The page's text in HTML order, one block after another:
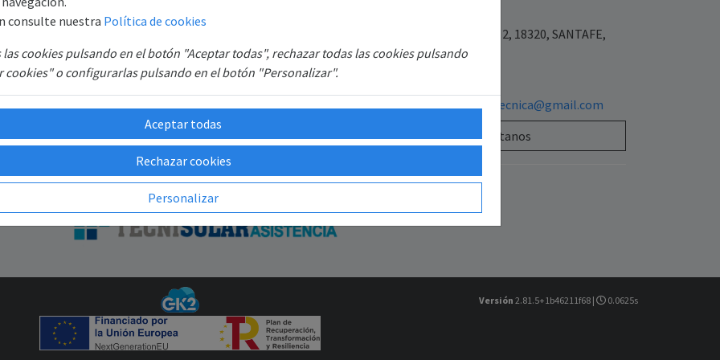
Recuperar contraseña
Placeta las flores 3 bajo 2, 18320, SANTAFE,
GRANADA, ESPAÑA
sattecnisolarasistenciatecnica@gmail.com
Contáctanos
Versión 2.81.5+1b46211f68 | 0.0625s
consulte nuestra Política de cookies
las cookies pulsando en el botón "Aceptar todas", rechazar todas las cookies pulsando
cookies" o configurarlas pulsando en el botón "Personalizar".
Aceptar todas
Rechazar cookies
Personalizar